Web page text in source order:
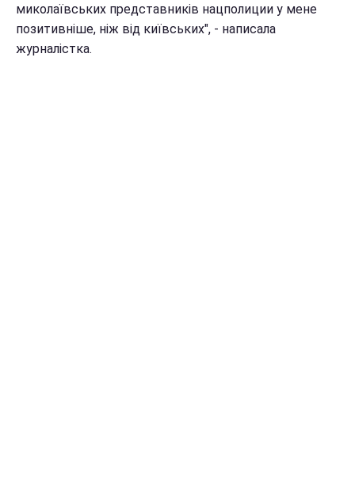
миколаївських представників нацполиции у мене
позитивніше, ніж від київських", - написала
журналістка.